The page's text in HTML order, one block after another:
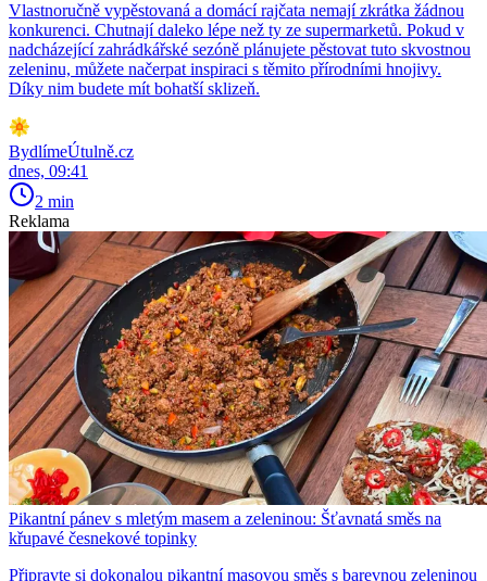
Vlastnoručně vypěstovaná a domácí rajčata nemají zkrátka žádnou
konkurenci. Chutnají daleko lépe než ty ze supermarketů. Pokud v
nadcházející zahrádkářské sezóně plánujete pěstovat tuto skvostnou
zeleninu, můžete načerpat inspiraci s těmito přírodními hnojivy.
Díky nim budete mít bohatší sklizeň.
BydlímeÚtulně.cz
dnes, 09:41
2 min
Reklama
Pikantní pánev s mletým masem a zeleninou: Šťavnatá směs na
křupavé česnekové topinky
Připravte si dokonalou pikantní masovou směs s barevnou zeleninou